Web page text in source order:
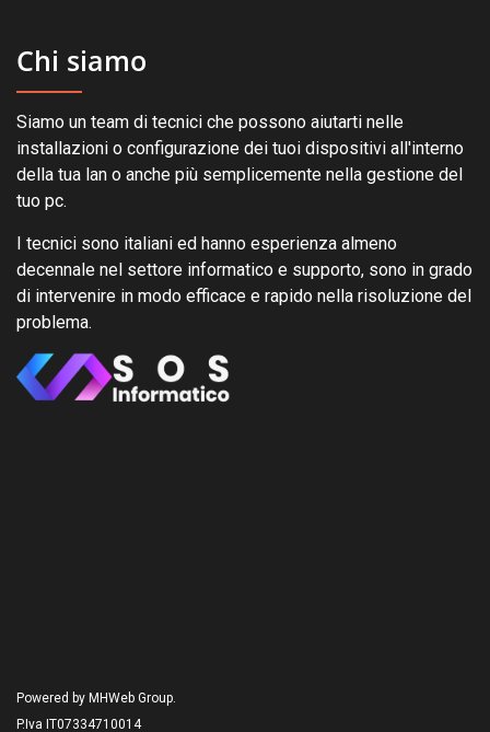
Chi siamo
Siamo un team di tecnici che possono aiutarti nelle
installazioni o configurazione dei tuoi dispositivi all'interno
della tua lan o anche più semplicemente nella gestione del
tuo pc.
I tecnici sono italiani ed hanno esperienza almeno
decennale nel settore informatico e supporto, sono in grado
di intervenire in modo efficace e rapido nella risoluzione del
problema.
Powered by MHWeb Group.
P.Iva IT07334710014